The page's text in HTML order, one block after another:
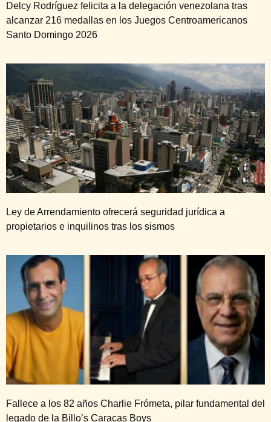
Delcy Rodríguez felicita a la delegación venezolana tras
alcanzar 216 medallas en los Juegos Centroamericanos
Santo Domingo 2026
Ley de Arrendamiento ofrecerá seguridad jurídica a
propietarios e inquilinos tras los sismos
Fallece a los 82 años Charlie Frómeta, pilar fundamental del
legado de la Billo’s Caracas Boys